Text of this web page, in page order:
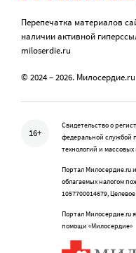
Перепечатка материалов
наличии активной
miloserdie.ru
© 2024 – 2026. Милосердие.ru
16+
Свидетельство о
федеральной службой
технологий и
Портал Милосердие.ru
облагаемых налогом
1057700014679,
Портал Милосердие.ru
помощи «Милосердие»